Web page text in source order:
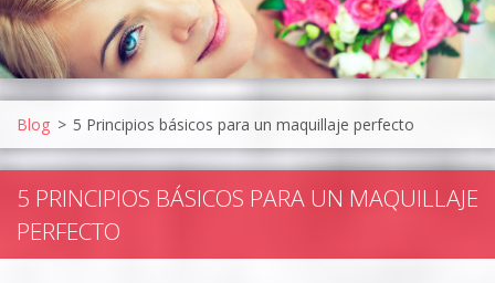
Blog > 5 Principios básicos para un maquillaje perfecto
5 PRINCIPIOS BÁSICOS PARA UN MAQUILLAJE
PERFECTO